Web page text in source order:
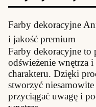
Farby dekoracyjne
i jakość premium
Farby dekoracyjne to
odświeżenie wnętrza
charakteru. Dzięki
stworzyć niesamowite
przyciągać uwagę i